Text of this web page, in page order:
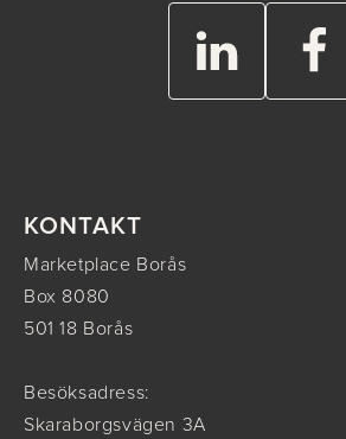
KONTAKT
Marketplace Borås
Box 8080
501 18 Borås
Besöksadress:
Skaraborgsvägen 3A